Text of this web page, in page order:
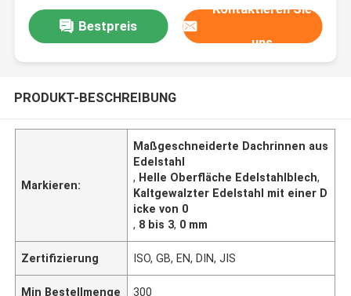
Bestpreis
Kontaktieren Sie
uns
PRODUKT-BESCHREIBUNG
Markieren:
Maßgeschneiderte Dachrinnen aus
Edelstahl
, Helle Oberfläche Edelstahlblech,
Kaltgewalzter Edelstahl mit einer D
icke von 0
, 8 bis 3, 0 mm
Zertifizierung ISO, GB, EN, DIN, JIS
Min Bestellmenge 300